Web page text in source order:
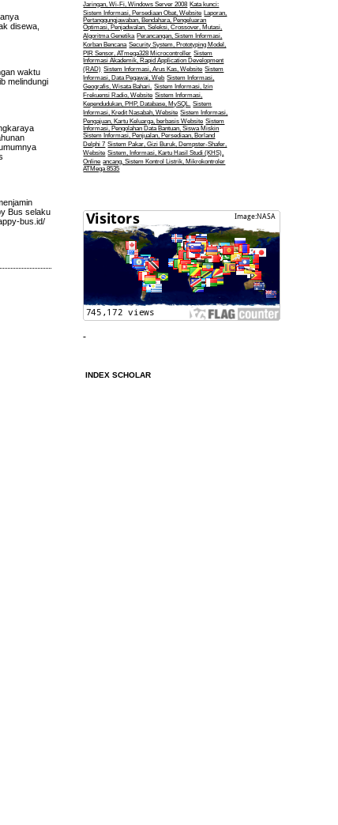
Jaringan, Wi-Fi, Windows Server 2008 Kata kunci:
Sistem Informasi, Persediaan Obat, Website Laporan,
Pertanggungjawaban, Bendahara, Pengeluaran
Optimasi, Penjadwalan, Seleksi, Crossover, Mutasi,
Algoritma Genetika Perancangan, Sistem Informasi,
Korban Bencana Security System, Prototyping Model,
PIR Sensor, ATmega328 Microcontroller Sistem
Informasi Akademik, Rapid Application Development
(RAD) Sistem Informasi, Arus Kas, Website Sistem
Informasi, Data Pegawai, Web Sistem Informasi,
Geografis, Wisata Bahari. Sistem Informasi, Izin
Frekuensi Radio, Website Sistem Informasi,
Kependudukan, PHP, Database, MySQL. Sistem
Informasi, Kredit Nasabah, Website Sistem Informasi,
Pengajuan, Kartu Keluarga, berbasis Website Sistem
Informasi, Pengolahan Data Bantuan, Siswa Miskin
Sistem Informasi, Penjualan, Persediaan, Borland
Delphi 7 Sistem Pakar, Gizi Buruk, Dempster-Shafer,
Website Sistem, Informasi, Kartu Hasil Studi (KHS),
Online ancang, Sistem Kontrol Listrik, Mikrokontroler
ATMega 8535
INDEX SCHOLAR
disewa,
waktu
melindungi
Bus selaku
bus.id/